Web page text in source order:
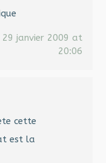
29 janvier 2009 at
20:06
cette
est la